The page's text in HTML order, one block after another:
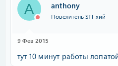
A anthony
Повелитель STI-хий
9 Фев 2015
тут 10 минут работы